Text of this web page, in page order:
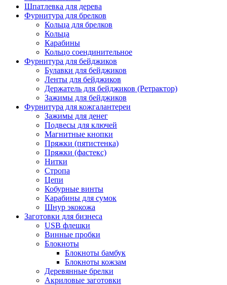
Шпатлевка для дерева
Фурнитура для брелков
Кольца для брелков
Кольца
Карабины
Кольцо соендинительное
Фурнитура для бейджиков
Булавки для бейджиков
Ленты для бейджиков
Держатель для бейджиков (Ретрактор)
Зажимы для бейджиков
Фурнитура для кожгалантереи
Зажимы для денег
Подвесы для ключей
Магнитные кнопки
Пряжки (пятистенка)
Пряжки (фастекс)
Нитки
Стропа
Цепи
Кобурные винты
Карабины для сумок
Шнур экокожа
Заготовки для бизнеса
USB флешки
Винные пробки
Блокноты
Блокноты бамбук
Блокноты кожзам
Деревянные брелки
Акриловые заготовки